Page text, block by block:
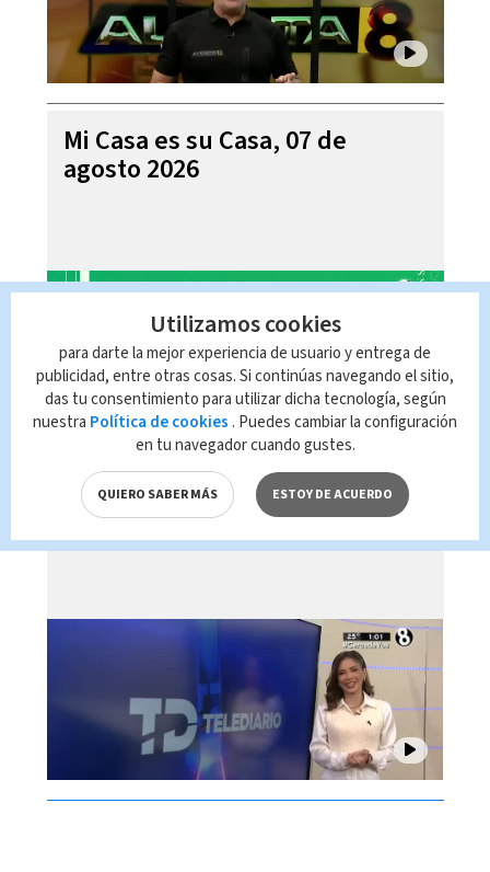
Mi Casa es su Casa, 07 de
agosto 2026
Telediario En Directo con Paula
Brenes, 07 de agosto 2026
Utilizamos cookies
para darte la mejor experiencia de usuario y entrega de
publicidad, entre otras cosas. Si continúas navegando el sitio,
das tu consentimiento para utilizar dicha tecnología, según
nuestra Política de cookies . Puedes cambiar la configuración
en tu navegador cuando gustes.
QUIERO SABER MÁS ESTOY DE ACUERDO